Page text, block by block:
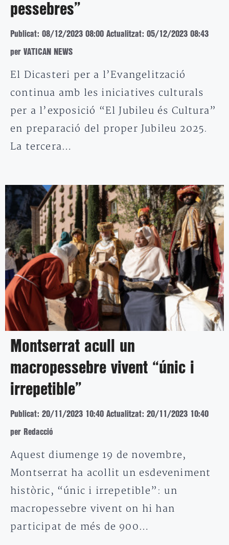
pessebres”
Publicat: 08/12/2023 08:00 Actualitzat: 05/12/2023 08:43
per VATICAN NEWS
El Dicasteri per a l’Evangelització
continua amb les iniciatives culturals
per a l’exposició “El Jubileu és Cultura”
en preparació del proper Jubileu 2025.
La tercera…
Montserrat acull un
macropessebre vivent “únic i
irrepetible”
Publicat: 20/11/2023 10:40 Actualitzat: 20/11/2023 10:40
per Redacció
Aquest diumenge 19 de novembre,
Montserrat ha acollit un esdeveniment
històric, “únic i irrepetible”: un
macropessebre vivent on hi han
participat de més de 900…